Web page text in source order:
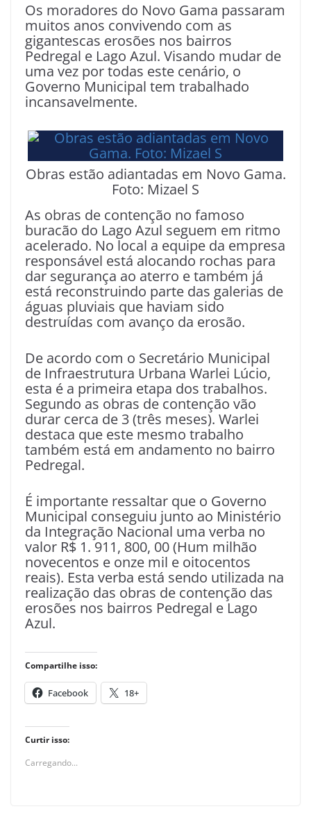
Os moradores do Novo Gama passaram
muitos anos convivendo com as
gigantescas erosões nos bairros
Pedregal e Lago Azul. Visando mudar de
uma vez por todas este cenário, o
Governo Municipal tem trabalhado
incansavelmente.
Obras estão adiantadas em Novo Gama.
Foto: Mizael S
As obras de contenção no famoso
buracão do Lago Azul seguem em ritmo
acelerado. No local a equipe da empresa
responsável está alocando rochas para
dar segurança ao aterro e também já
está reconstruindo parte das galerias de
águas pluviais que haviam sido
destruídas com avanço da erosão.
De acordo com o Secretário Municipal
de Infraestrutura Urbana Warlei Lúcio,
esta é a primeira etapa dos trabalhos.
Segundo as obras de contenção vão
durar cerca de 3 (três meses). Warlei
destaca que este mesmo trabalho
também está em andamento no bairro
Pedregal.
É importante ressaltar que o Governo
Municipal conseguiu junto ao Ministério
da Integração Nacional uma verba no
valor R$ 1. 911, 800, 00 (Hum milhão
novecentos e onze mil e oitocentos
reais). Esta verba está sendo utilizada na
realização das obras de contenção das
erosões nos bairros Pedregal e Lago
Azul.
Compartilhe isso:
Facebook 18+
Curtir isso:
Carregando...